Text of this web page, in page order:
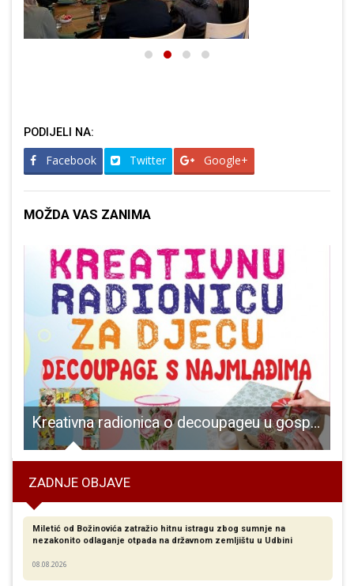
PODIJELI NA:
Facebook Twitter Google+
MOŽDA VAS ZANIMA
Kreativna radionica o decoupageu u gospićkoj knjižnici
ZADNJE OBJAVE
Miletić od Božinovića zatražio hitnu istragu zbog sumnje na
nezakonito odlaganje otpada na državnom zemljištu u Udbini
08.08.2026